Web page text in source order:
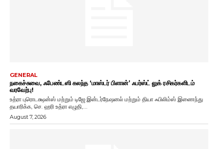
GENERAL
நகைச்சுவை, ஃபேண்டஸி கலந்த ‘மாஸ்டர் பிளான்’ ஃபர்ஸ்ட் லுக் ரசிகர்களிடம்
வரவேற்பு!
உத்ரா புரொடக்ஷன்ஸ் மற்றும் டிஜே இன்டர்நேஷனல் மற்றும் தியா ஃபிலிம்ஸ் இணைந்து
தயாரிக்க, செ. ஹரி உத்ரா எழுதி,...
August 7, 2026